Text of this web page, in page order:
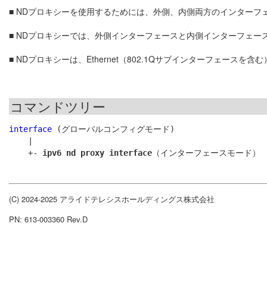
■ NDプロキシーを使用するためには、外側、内側両方のインター
■ NDプロキシーでは、外側インターフェースと内側インターフェ
■ NDプロキシーは、Ethernet（802.1Qサブインターフェースを含
コマンドツリー
interface (グローバルコンフィグモード)
    +-
ipv6 nd proxy interface
(C) 2024-2025 アライドテレシスホールディングス株式会社
PN: 613-003360 Rev.D